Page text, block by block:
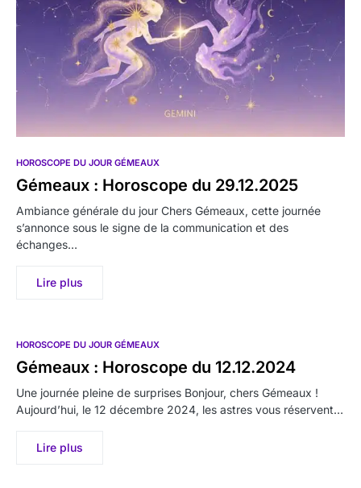
HOROSCOPE DU JOUR GÉMEAUX
Gémeaux : Horoscope du 29.12.2025
Ambiance générale du jour Chers Gémeaux, cette journée
s’annonce sous le signe de la communication et des
échanges…
Lire plus
HOROSCOPE DU JOUR GÉMEAUX
Gémeaux : Horoscope du 12.12.2024
Une journée pleine de surprises Bonjour, chers Gémeaux !
Aujourd’hui, le 12 décembre 2024, les astres vous réservent…
Lire plus